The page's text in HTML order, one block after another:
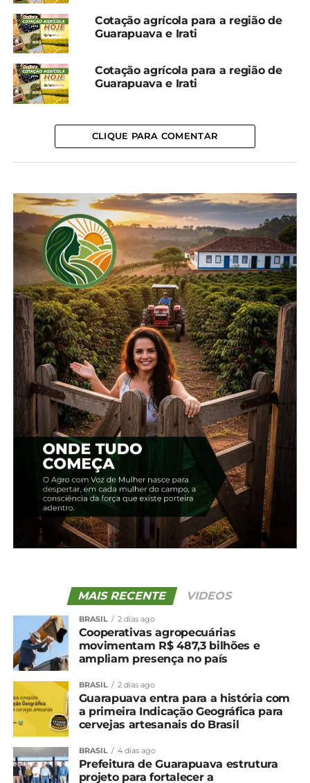
Relacionado
Cotação agrícola para
região de Irati
Em "Irati"
Cotação agrícola para
Em "Irati"
Cotação agrícola para
região de Irati
TÓPICOS RELACIONADOS: COTAÇÃO IRATI
UP NEXT
Cotação agrícola para região de Irati
NÃO PERCA
Cotação agrícola para região de Irati
Cotação agrícola para a região de
Guarapuava e Irati
Cotação agrícola para a região de
Guarapuava e Irati
CLIQUE PARA COMENTAR
MAIS RECENTE VIDEOS
BRASIL 2 dias ago
Cooperativas agropecuárias
movimentam R$ 487,3 bilhões e
ampliam presença no país
BRASIL 2 dias ago
Guarapuava entra para a história com
a primeira Indicação Geográfica para
cervejas artesanais do Brasil
BRASIL 4 dias ago
Prefeitura de Guarapuava estrutura
projeto para fortalecer a